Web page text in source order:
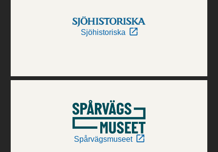
Sjöhistoriska
Spårvägsmuseet